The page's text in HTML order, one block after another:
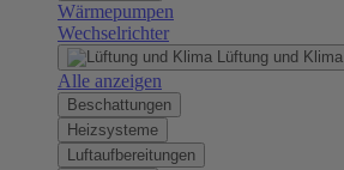
Wärmepumpen
Wechselrichter
Lüftung und Klima
Alle anzeigen
Beschattungen
Heizsysteme
Luftaufbereitungen